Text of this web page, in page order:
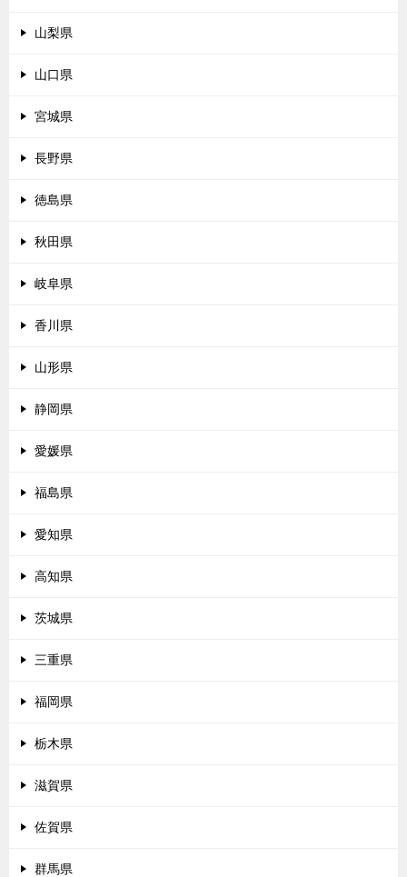
山梨県
山口県
宮城県
長野県
徳島県
秋田県
岐阜県
香川県
山形県
静岡県
愛媛県
福島県
愛知県
高知県
茨城県
三重県
福岡県
栃木県
滋賀県
佐賀県
群馬県